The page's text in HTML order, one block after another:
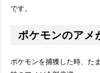
です。
ポケモンのアメ
ポケモンを捕獲した時、た